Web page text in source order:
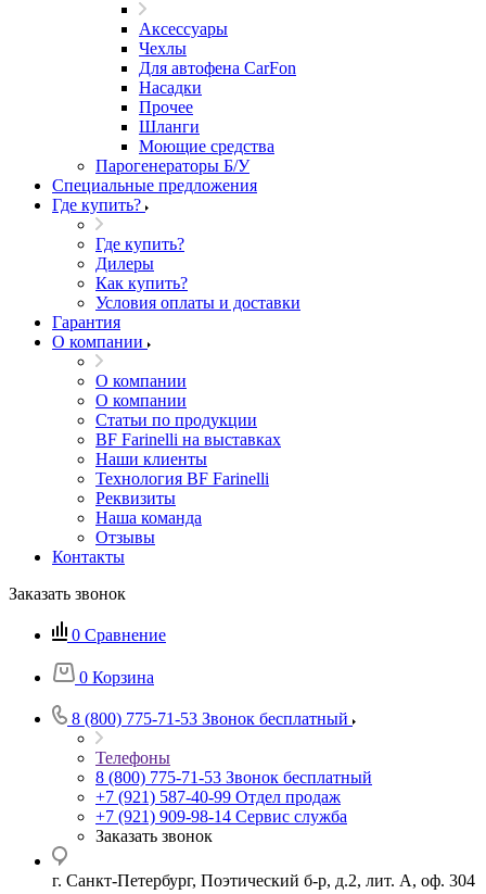
Аксессуары
Чехлы
Для автофена CarFon
Насадки
Прочее
Шланги
Моющие средства
Парогенераторы Б/У
Специальные предложения
Где купить?
Где купить?
Дилеры
Как купить?
Условия оплаты и доставки
Гарантия
О компании
О компании
О компании
Статьи по продукции
BF Farinelli на выставках
Наши клиенты
Технология BF Farinelli
Реквизиты
Наша команда
Отзывы
Контакты
Заказать звонок
0 Сравнение
0 Корзина
8 (800) 775-71-53 Звонок бесплатный
Телефоны
8 (800) 775-71-53 Звонок бесплатный
+7 (921) 587-40-99 Отдел продаж
+7 (921) 909-98-14 Сервис служба
Заказать звонок
г. Санкт-Петербург, Поэтический б-р, д.2, лит. А, оф. 304